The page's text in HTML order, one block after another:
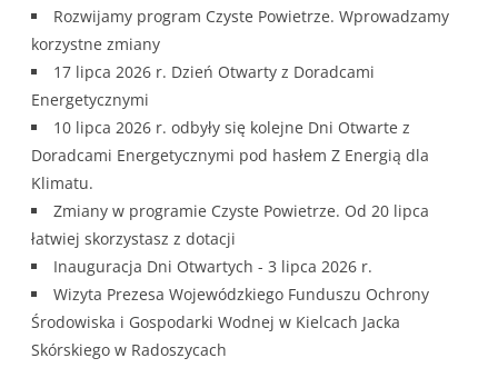
Rozwijamy program Czyste Powietrze. Wprowadzamy
korzystne zmiany
17 lipca 2026 r. Dzień Otwarty z Doradcami
Energetycznymi
10 lipca 2026 r. odbyły się kolejne Dni Otwarte z
Doradcami Energetycznymi pod hasłem Z Energią dla
Klimatu.
Zmiany w programie Czyste Powietrze. Od 20 lipca
łatwiej skorzystasz z dotacji
Inauguracja Dni Otwartych - 3 lipca 2026 r.
Wizyta Prezesa Wojewódzkiego Funduszu Ochrony
Środowiska i Gospodarki Wodnej w Kielcach Jacka
Skórskiego w Radoszycach